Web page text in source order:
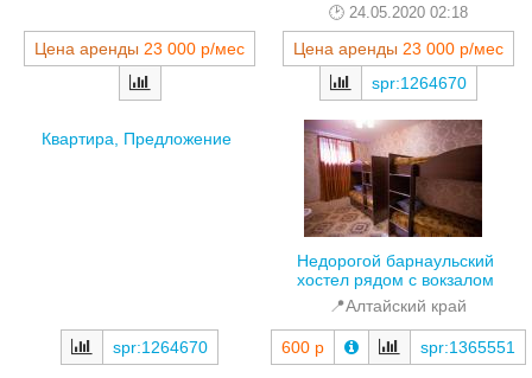
Цена аренды 23 000 р/мес
24.05.2020 02:18
Цена аренды 23 000 р/мес
spr:1264670
Квартира, Предложение
spr:1264670
Недорогой барнаульский
хостел рядом с вокзалом
📍Алтайский край
600 р spr:1365551